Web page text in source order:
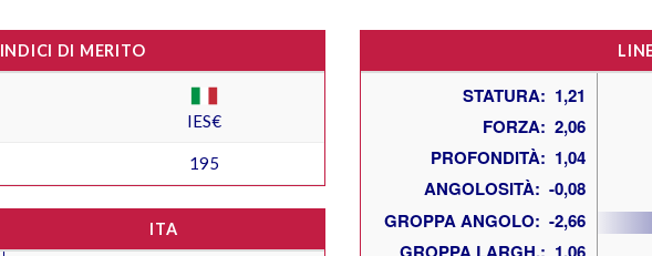
INDICI DI MERITO
IES€
195
ITA